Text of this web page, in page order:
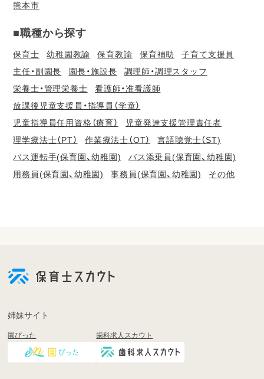
熊本市
■職種から探す
保育士 幼稚園教諭 保育教諭 保育補助
子育て支援員
主任・副園長
園長・施設長
調理師・調理スタッフ
栄養士・管理栄養士
看護師・准看護師
放課後児童支援員・指導員（学童）
児童指導員任用資格（療育）
児童発達支援管理責任者
理学療法士（PT）
作業療法士（OT）
言語聴覚士（ST)
バス運転手(保育園、幼稚園)
バス添乗員(保育園、幼稚園)
用務員(保育園、幼稚園)
事務員(保育園、幼稚園) その他
登
く
姉妹サイト
園ぴった 歯科求人スカウト